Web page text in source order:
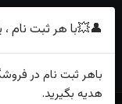
👤💥با هر ثبت نام
باهر ثبت نام در
هدیه بگیرید.